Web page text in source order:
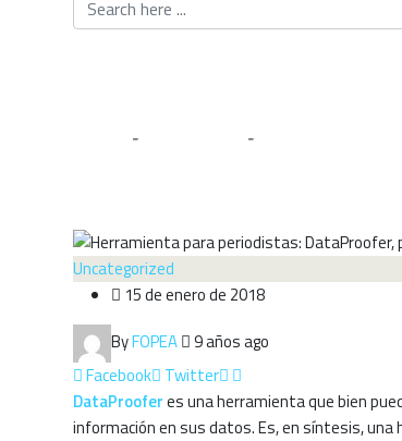
- -
Uncategorized
15 de enero de 2018
ByFOPEA 9 años ago
Facebook Twitter
DataProoferes una herramienta que bien
información en sus datos. Es, en síntesis,